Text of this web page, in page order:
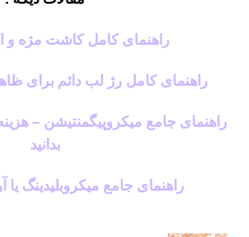
راهنمای کامل کاشت مژه و
راهنمای کامل رژ لب دائم برای
راهنمای جامع میکروپیگمنتیشن –
بدانید
راهنمای جامع میکروبلیدینگ یا